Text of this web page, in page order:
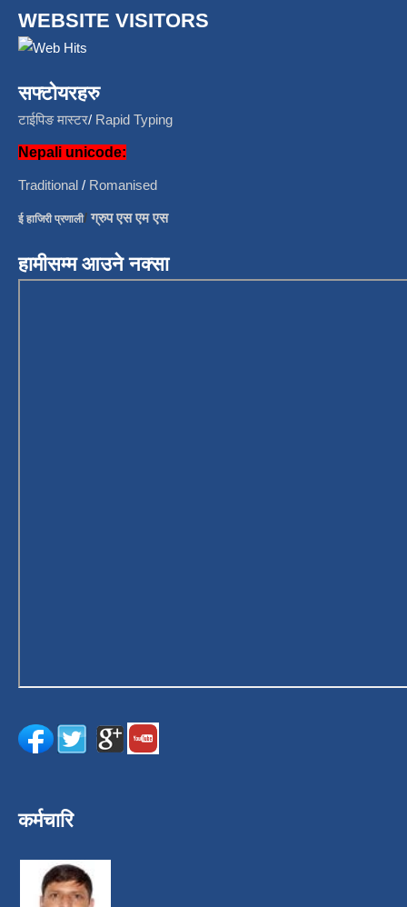
WEBSITE VISITORS
सफ्टोयरहरु
टाईपिङ मास्टर/ Rapid Typing
Nepali unicode:
Traditional / Romanised
ई हाजिरी प्रणाली/ग्रुप एस एम एस
हामीसम्म आउने नक्सा
कर्मचारि